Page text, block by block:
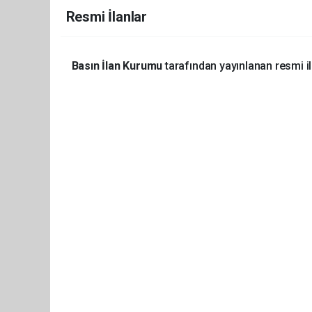
Resmi İlanlar
Basın İlan Kurumutarafından yayınlanan resmi